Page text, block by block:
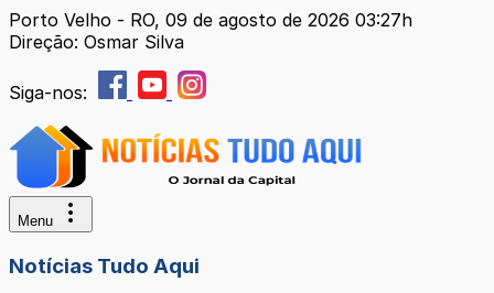
Porto Velho - RO, 09 de agosto de 2026 03:27h
Direção: Osmar Silva
Siga-nos:
Menu
Notícias Tudo Aqui